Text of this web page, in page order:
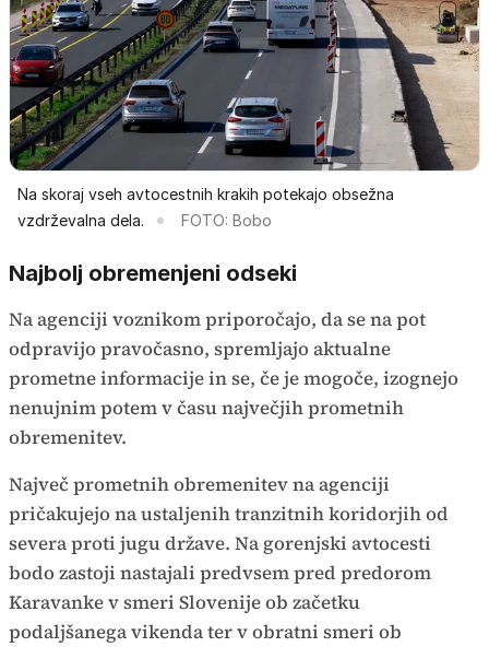
Na skoraj vseh avtocestnih krakih potekajo obsežna
vzdrževalna dela.
FOTO: Bobo
Najbolj obremenjeni odseki
Na agenciji voznikom priporočajo, da se na pot
odpravijo pravočasno, spremljajo aktualne
prometne informacije in se, če je mogoče, izognejo
nenujnim potem v času največjih prometnih
obremenitev.
Največ prometnih obremenitev na agenciji
pričakujejo na ustaljenih tranzitnih koridorjih od
severa proti jugu države. Na gorenjski avtocesti
bodo zastoji nastajali predvsem pred predorom
Karavanke v smeri Slovenije ob začetku
podaljšanega vikenda ter v obratni smeri ob